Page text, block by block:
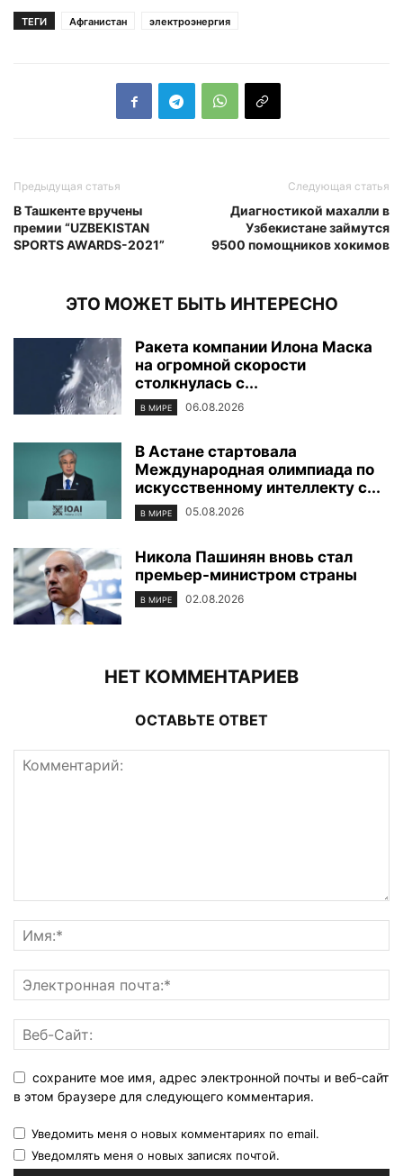
ТЕГИ Афганистан электроэнергия
Предыдущая статья
В Ташкенте вручены
премии “UZBEKISTAN
SPORTS AWARDS-2021”
Следующая статья
Диагностикой махалли в
Узбекистане займутся
9500 помощников хокимов
ЭТО МОЖЕТ БЫТЬ ИНТЕРЕСНО
Ракета компании Илона Маска
на огромной скорости
столкнулась с...
В МИРЕ 06.08.2026
В Астане стартовала
Международная олимпиада по
искусственному интеллекту с...
В МИРЕ 05.08.2026
Никола Пашинян вновь стал
премьер-министром страны
В МИРЕ 02.08.2026
НЕТ КОММЕНТАРИЕВ
ОСТАВЬТЕ ОТВЕТ
сохраните мое имя, адрес электронной почты и веб-сайт
в этом браузере для следующего комментария.
Уведомить меня о новых комментариях по email.
Уведомлять меня о новых записях почтой.